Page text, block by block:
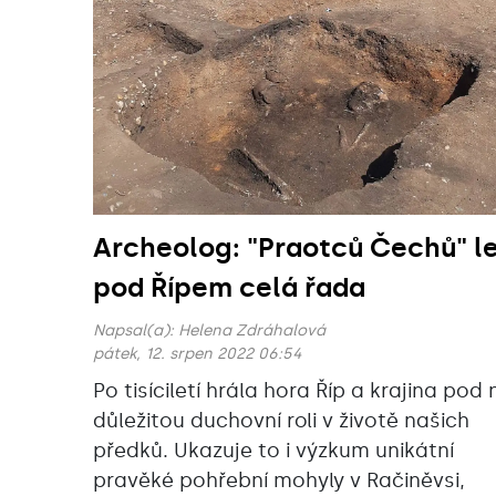
Archeolog: "Praotců Čechů"
pod Řípem celá řada
Napsal(a): Helena Zdráhalová
pátek, 12. srpen 2022 06:54
Po tisíciletí hrála hora Říp a krajina pod
důležitou duchovní roli v životě našich
předků. Ukazuje to i výzkum unikátní
pravěké pohřební mohyly v Račiněvsi,